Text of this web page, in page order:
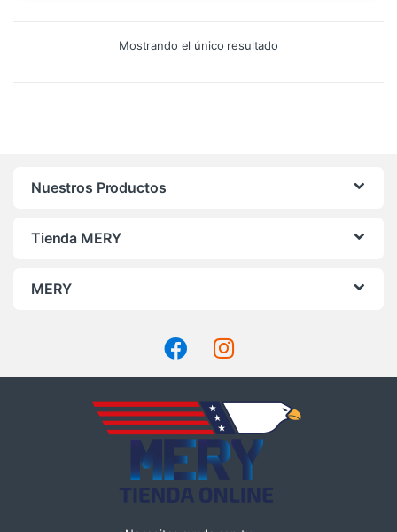
Mostrando el único resultado
Nuestros Productos
Tienda MERY
MERY